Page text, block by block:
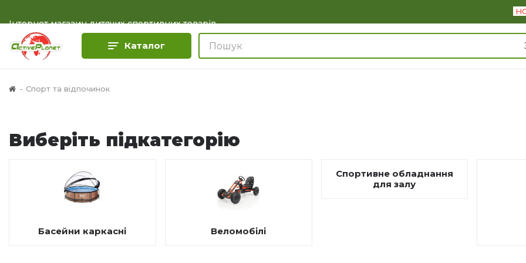
Інтернет магазин дитячих спортивних товарів
Каталог
Спорт та відпочинок
Виберіть підкатегорію
Басейни каркасні Веломобілі
Спортивне обладнання
для залу